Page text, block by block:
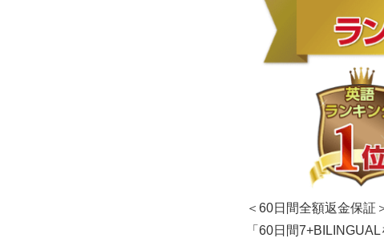
＜60日間全額返金保証
「60日間